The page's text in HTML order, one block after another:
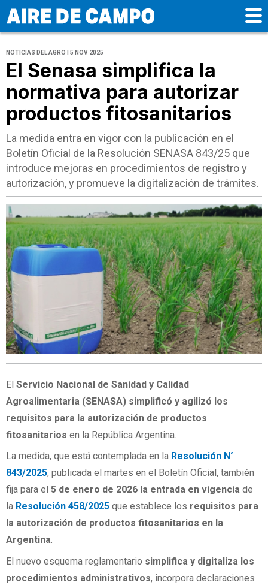
NOTICIAS DEL AGRO | 5 NOV 2025
El Senasa simplifica la
normativa para autorizar
productos fitosanitarios
La medida entra en vigor con la publicación en el
Boletín Oficial de la Resolución SENASA 843/25 que
introduce mejoras en procedimientos de registro y
autorización, y promueve la digitalización de trámites.
El Servicio Nacional de Sanidad y Calidad
Agroalimentaria (SENASA) simplificó y agilizó los
requisitos para la autorización de productos
fitosanitarios en la República Argentina.
La medida, que está contemplada en la Resolución N°
843/2025, publicada el martes en el Boletín Oficial, también
fija para el 5 de enero de 2026 la entrada en vigencia de
la Resolución 458/2025 que establece los requisitos para
la autorización de productos fitosanitarios en la
Argentina.
El nuevo esquema reglamentario simplifica y digitaliza los
procedimientos administrativos, incorpora declaraciones